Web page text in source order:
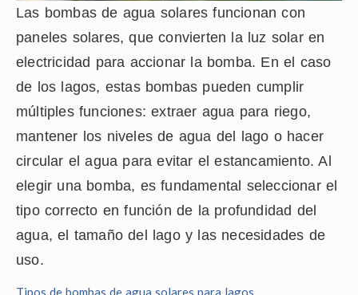
Las bombas de agua solares funcionan con
paneles solares, que convierten la luz solar en
electricidad para accionar la bomba. En el caso
de los lagos, estas bombas pueden cumplir
múltiples funciones: extraer agua para riego,
mantener los niveles de agua del lago o hacer
circular el agua para evitar el estancamiento. Al
elegir una bomba, es fundamental seleccionar el
tipo correcto en función de la profundidad del
agua, el tamaño del lago y las necesidades de
uso.
Tipos de bombas de agua solares para lagos